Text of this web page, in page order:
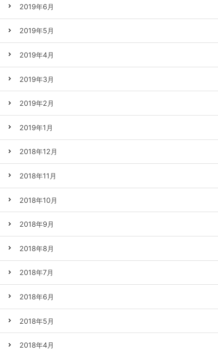
2019年6月
2019年5月
2019年4月
2019年3月
2019年2月
2019年1月
2018年12月
2018年11月
2018年10月
2018年9月
2018年8月
2018年7月
2018年6月
2018年5月
2018年4月